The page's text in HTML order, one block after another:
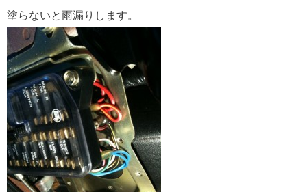
塗らないと雨漏りします。